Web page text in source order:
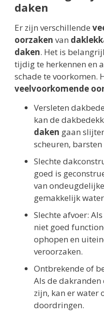
daken
Er zijn verschillende
oorzaken van
daken. Het is
tijdig te herkennen en
schade te voorkomen.
veelvoorkomende
Versleten
kan de
daken gaan
scheuren,
Slechte
goed is
van
gemakkelijk
Slechte afvoer:
niet goed
ophopen en
veroorzaken.
Ontbrekende of
Als de
zijn, kan er water
doordringen.